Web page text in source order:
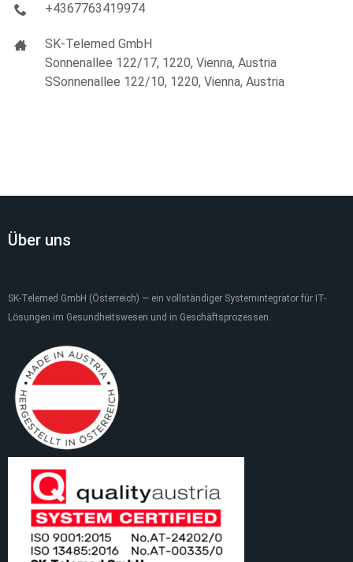
+4367763419974
SK-Telemed GmbH
Sonnenallee 122/17, 1220, Vienna, Austria
SSonnenallee 122/10, 1220, Vienna, Austria
Über uns
SK-Telemed GmbH (Österreich) — ein vollständiger Systemintegrator für IT-
Lösungen im Gesundheitswesen und in Geschäftsprozessen.